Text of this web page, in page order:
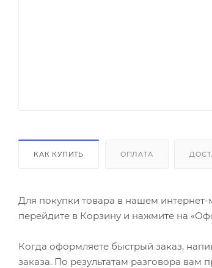
КАК КУПИТЬ ОПЛАТА
Для покупки товара в нашем
перейдите в Корзину и нажмите на
Когда оформляете быстрый заказ,
заказа. По результатам разговора